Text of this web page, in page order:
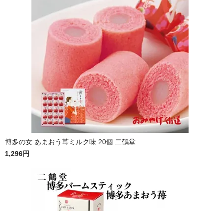
博多の女 あまおう苺ミルク味 20個 二鶴堂
1,296円